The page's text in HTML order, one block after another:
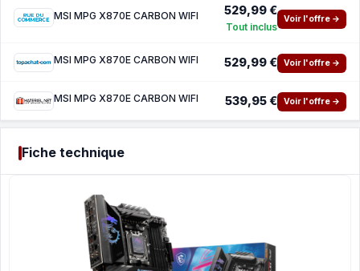
MSI MPG X870E CARBON WIFI 529,99 €
Tout inclus
Voir l'offre →
MSI MPG X870E CARBON WIFI 529,99 € Voir l'offre →
MSI MPG X870E CARBON WIFI 539,95 € Voir l'offre →
Fiche technique